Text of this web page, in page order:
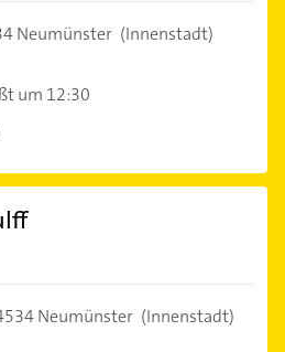
Neumünster (Innenstadt)
um 12:30
Neumünster (Innenstadt)